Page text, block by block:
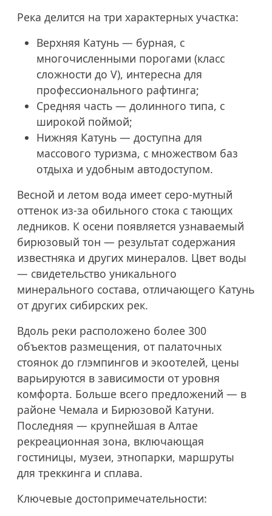
Река делится на три характерных участка:
Верхняя Катунь — бурная, с
многочисленными порогами (класс
сложности до V), интересна для
профессионального рафтинга;
Средняя часть — долинного типа, с
широкой поймой;
Нижняя Катунь — доступна для
массового туризма, с множеством баз
отдыха и удобным автодоступом.
Весной и летом вода имеет серо-мутный
оттенок из-за обильного стока с тающих
ледников. К осени появляется узнаваемый
бирюзовый тон — результат содержания
известняка и других минералов. Цвет воды
— свидетельство уникального
минерального состава, отличающего Катунь
от других сибирских рек.
Вдоль реки расположено более 300
объектов размещения, от палаточных
стоянок до глэмпингов и экоотелей, цены
варьируются в зависимости от уровня
комфорта. Больше всего предложений — в
районе Чемала и Бирюзовой Катуни.
Последняя — крупнейшая в Алтае
рекреационная зона, включающая
гостиницы, музеи, этнопарки, маршруты
для треккинга и сплава.
Ключевые достопримечательности: